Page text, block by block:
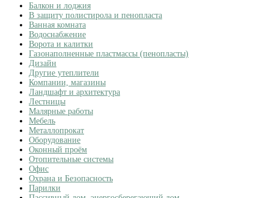
Балкон и лоджия
В защиту полистирола и пенопласта
Ванная комната
Водоснабжение
Ворота и калитки
Газонаполненные пластмассы (пенопласты)
Дизайн
Другие утеплители
Компании, магазины
Ландшафт и архитектура
Лестницы
Малярные работы
Мебель
Металлопрокат
Оборудование
Оконный проём
Отопительные системы
Офис
Охрана и Безопасность
Парилки